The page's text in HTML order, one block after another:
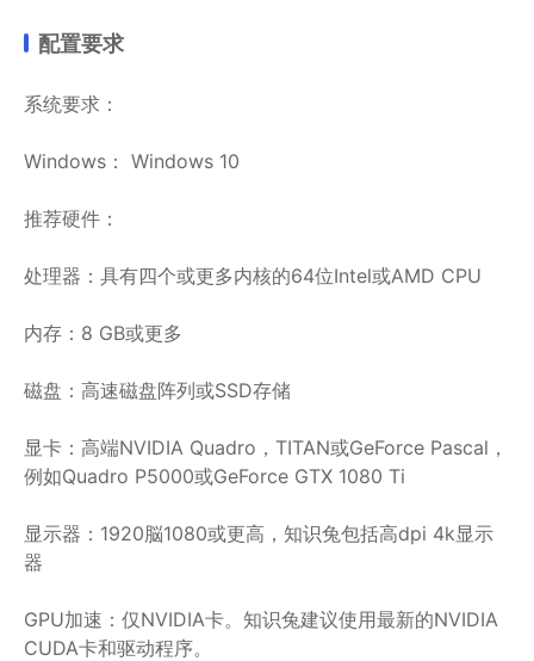
配置要求
系统要求：
Windows： Windows 10
推荐硬件：
处理器：具有四个或更多内核的64位Intel或AMD CPU
内存：8 GB或更多
磁盘：高速磁盘阵列或SSD存储
显卡：高端NVIDIA Quadro，TITAN或GeForce Pascal，
例如Quadro P5000或GeForce GTX 1080 Ti
显示器：1920脳1080或更高，知识兔包括高dpi 4k显示
器
GPU加速：仅NVIDIA卡。知识兔建议使用最新的NVIDIA
CUDA卡和驱动程序。